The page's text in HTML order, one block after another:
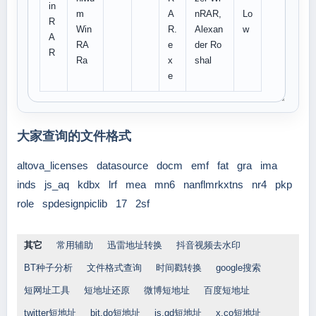
in
R
A
R
m
Win
RA
Ra
A
R.
e
x
e
nRAR,
Alexan
der Ro
shal
Lo
w
大家查询的文件格式
altova_licenses datasource docm emf fat gra
ima
inds
js_aq kdbx lrf mea mn6 nanflmrkxtns nr4
pkp
role
spdesignpiclib 17 2sf
其它 常用辅助 迅雷地址转换 抖音视频去水印
BT种子分析 文件格式查询 时间戳转换 google搜索
短网址工具 短地址还原 微博短地址 百度短地址
twitter短地址 bit.do短地址 is.gd短地址 x.co短地址